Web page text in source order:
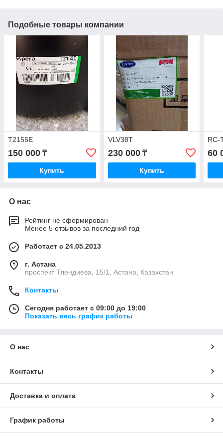
Подобные товары компании
T2155E
150 000 ₸
Купить
VLV38T
230 000₸
Купить
RC-
60
О нас
Рейтинг не сформирован
Менее 5 отзывов за последний год
Работает с 24.05.2013
г. Астана
проспект Тлендиева, 15/1, Астана, Казахстан
Контакты
Сегодня работает с 09:00 до 19:00
Показать весь график работы
О нас
Контакты
Доставка и оплата
График работы